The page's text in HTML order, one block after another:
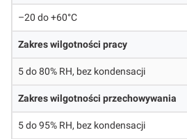
–20 do +60°C
Zakres wilgotności pracy
5 do 80% RH, bez kondensacji
Zakres wilgotności przechowywania
5 do 95% RH, bez kondensacji